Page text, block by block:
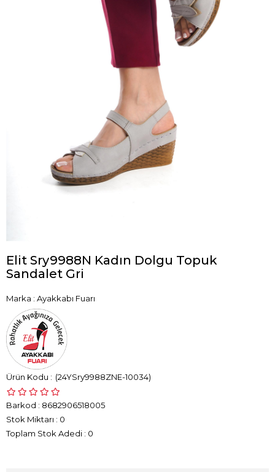
Elit Sry9988N Kadın Dolgu Topuk
Sandalet Gri
Marka : Ayakkabı Fuarı
(24YSry9988ZNE-10034)
Barkod : 8682906518005
Stok Miktarı : 0
Toplam Stok Adedi : 0